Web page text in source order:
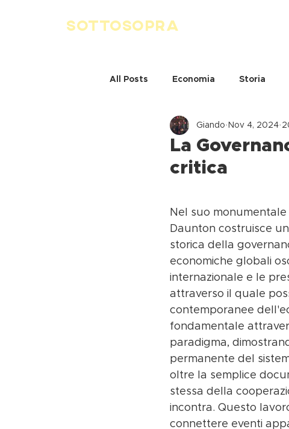
SOTTOSOPRA
All Posts Economia Storia
La
critica
Giando Nov 4, 2024
Nel suo monumentale
Daunton costruisce
storica della
economiche globali
internazionale e le
attraverso il quale
contemporanee
fondamentale
paradigma,
permanente del
oltre la semplice
stessa della
incontra. Questo
connettere eventi